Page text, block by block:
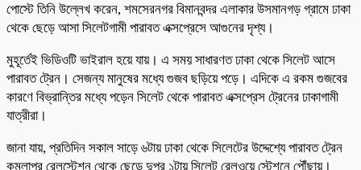
পোস্টে তিনি উল্লেখ করেন, শমসেরনগর বিমানবন্দর এলাকার উসমানগড় গ্রামে ঢাকা
থেকে ছেড়ে আসা সিলেটগামী পারাবত এক্সপ্রেসে আগুনের দৃশ্য।
মুহূর্তেই ভিডিওটি ভাইরাল হয়ে যায়। এ সময় সাধারণত ঢাকা থেকে সিলেট আসে
পারাবত ট্রেন। সেজন্য মানুষের মধ্যে গুজব ছড়িয়ে পড়ে। এদিকে এ রকম গুজবের
কারণে বিভ্রান্তির মধ্যে পড়েন সিলেট থেকে পারাবত এক্সপ্রেস ট্রেনের ঢাকাগামী
যাত্রীরা।
জানা যায়, প্রতিদিন সকাল সাড়ে ৬টায় ঢাকা থেকে সিলেটের উদ্দেশ্যে পারাবত ট্রেন
কমলাপুর রেলস্টেশন থেকে ছেড়ে দুপুর ১টায় সিলেট রেলওয়ে স্টেশনে পৌঁছায়।